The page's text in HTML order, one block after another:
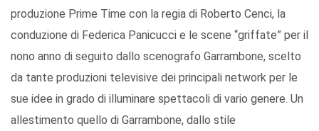
produzione Prime Time con la regia di Roberto Cenci, la
conduzione di Federica Panicucci e le scene “griffate” per il
nono anno di seguito dallo scenografo Garrambone, scelto
da tante produzioni televisive dei principali network per le
sue idee in grado di illuminare spettacoli di vario genere. Un
allestimento quello di Garrambone, dallo stile